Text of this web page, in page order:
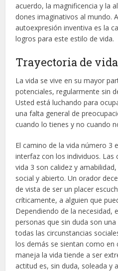
acuerdo, la magnificencia y la
dones imaginativos al mundo.
autoexpresión inventiva es la
logros para este estilo de vida.
Trayectoria de
La vida se vive en su mayor
potenciales, regularmente sin
Usted está luchando para
una falta general de
cuando lo tienes y no cuando
El camino de la vida número 3
interfaz con los individuos. Las
vida 3 son calidez y
social y abierto. Un orador
de vista de ser un placer
críticamente, a alguien que
Dependiendo de la necesidad,
personas que sin duda son
todas las circunstancias
los demás se sientan como en
maneja la vida tiende a ser
actitud es, sin duda, soleada y